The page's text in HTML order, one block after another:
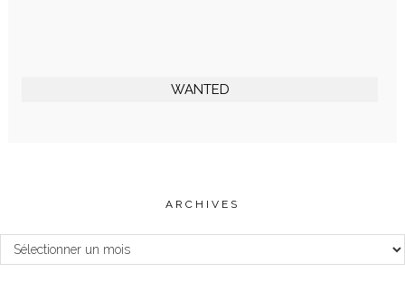
WANTED
ARCHIVES
Archives